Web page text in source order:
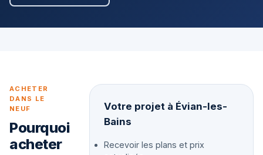
ACHETER
DANS LE
NEUF
Pourquoi
acheter
Votre projet à Évian-les-
Bains
Recevoir les plans et prix